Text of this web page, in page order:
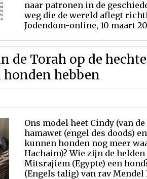
naar patronen in de
weg die de wereld aflegt
Jodendom-online, 10 maart
de Torah op de
hebben
Ons model heet Cindy (van
hamawet (engel des doods)
kunnen honden nog meer
Hachaim)? Wie zijn de
Mitsrajiem (Egypte) een
(Engels talig) van rav Mendel